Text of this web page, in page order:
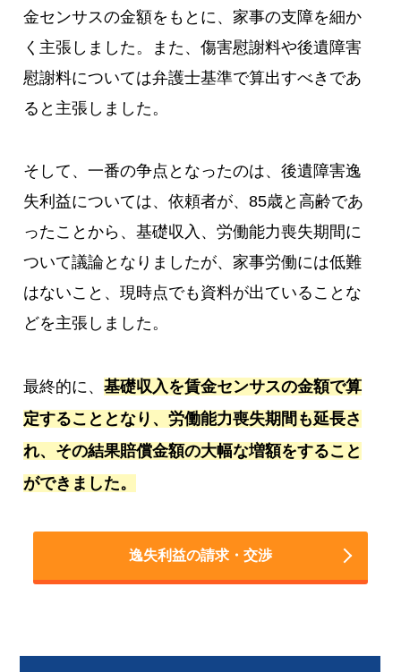
金センサスの金額をもとに、家事の支障を細か
く主張しました。また、傷害慰謝料や後遺障害
慰謝料については弁護士基準で算出すべきであ
ると主張しました。
そして、一番の争点となったのは、後遺障害逸
失利益については、依頼者が、85歳と高齢であ
ったことから、基礎収入、労働能力喪失期間に
ついて議論となりましたが、家事労働には低難
はないこと、現時点でも資料が出ていることな
どを主張しました。
最終的に、基礎収入を賃金センサスの金額で算
定することとなり、労働能力喪失期間も延長さ
れ、その結果賠償金額の大幅な増額をすること
ができました。
逸失利益の請求・交渉